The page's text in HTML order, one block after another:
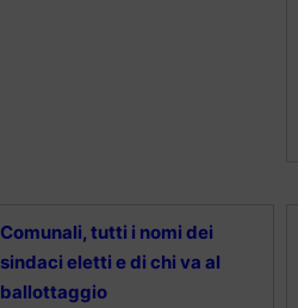
Comunali, tutti i nomi dei
sindaci eletti e di chi va al
ballottaggio